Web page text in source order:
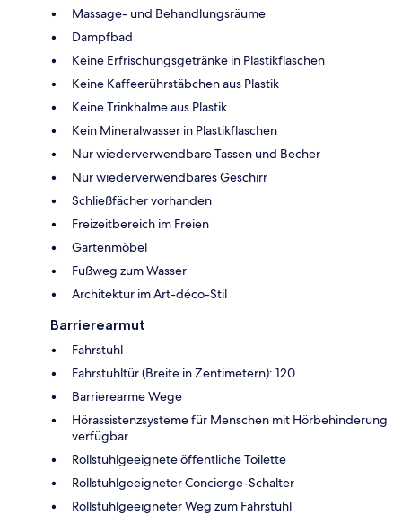
Massage- und Behandlungsräume
Dampfbad
Keine Erfrischungsgetränke in Plastikflaschen
Keine Kaffeerührstäbchen aus Plastik
Keine Trinkhalme aus Plastik
Kein Mineralwasser in Plastikflaschen
Nur wiederverwendbare Tassen und Becher
Nur wiederverwendbares Geschirr
Schließfächer vorhanden
Freizeitbereich im Freien
Gartenmöbel
Fußweg zum Wasser
Architektur im Art-déco-Stil
Barrierearmut
Fahrstuhl
Fahrstuhltür (Breite in Zentimetern): 120
Barrierearme Wege
Hörassistenzsysteme für Menschen mit Hörbehinderung
verfügbar
Rollstuhlgeeignete öffentliche Toilette
Rollstuhlgeeigneter Concierge-Schalter
Rollstuhlgeeigneter Weg zum Fahrstuhl